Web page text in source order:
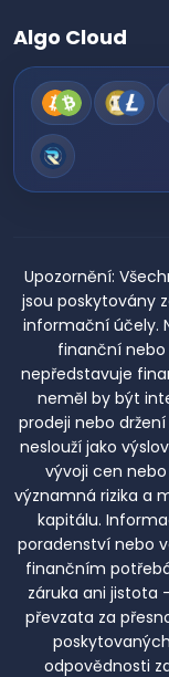
Algo Cloud
Upozornění:
jsou poskytovány
informační účely.
finanční
nepředstavuje
neměl by být
prodeji nebo
neslouží jako
vývoji cen
významná rizika a
kapitálu.
poradenství nebo
finančním
záruka ani jistota
převzata za
odpovědnosti